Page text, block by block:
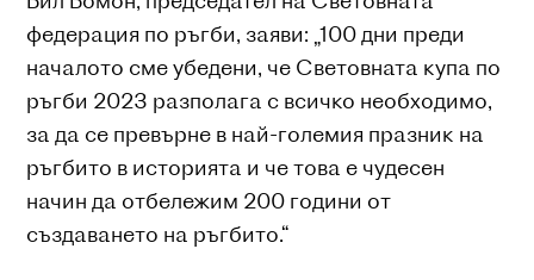
федерация по ръгби, заяви: „100 дни преди
началото сме убедени, че Световната купа по
ръгби 2023 разполага с всичко необходимо,
за да се превърне в най-големия празник на
ръгбито в историята и че това е чудесен
начин да отбележим 200 години от
създаването на ръгбито.“